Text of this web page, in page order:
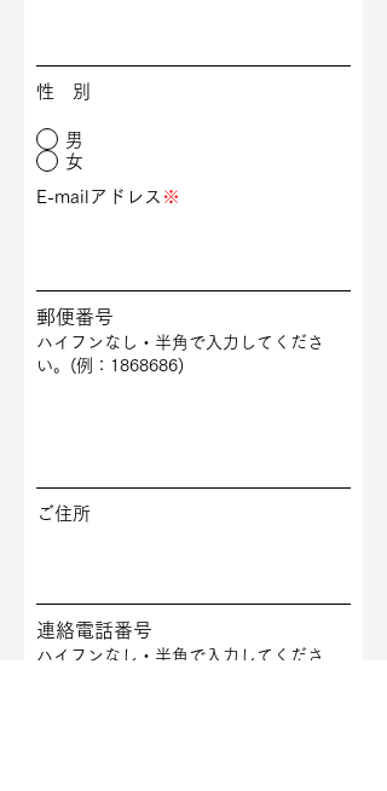
性 別
男
女
E-mailアドレス ※
郵便番号
ハイフンなし・半角で入力してくださ
い。(例：1868686)
ご住所
連絡電話番号
ハイフンなし・半角で入力してくださ